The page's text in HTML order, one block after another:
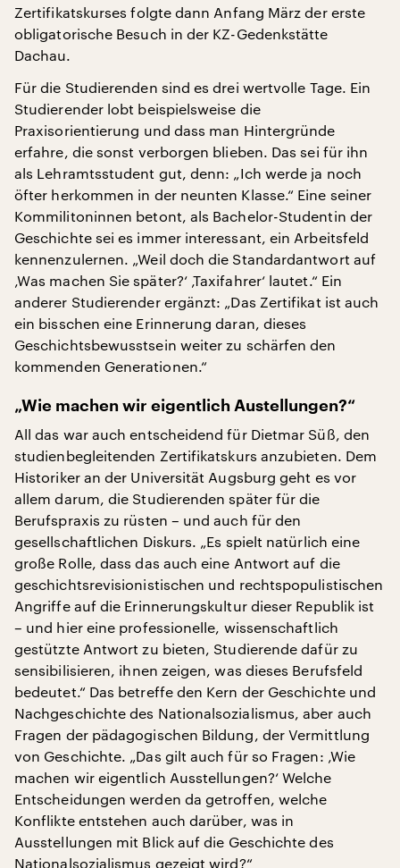
Zertifikatskurses folgte dann Anfang März der erste
obligatorische Besuch in der KZ-Gedenkstätte
Dachau.
Für die Studierenden sind es drei wertvolle Tage. Ein
Studierender lobt beispielsweise die
Praxisorientierung und dass man Hintergründe
erfahre, die sonst verborgen blieben. Das sei für ihn
als Lehramtsstudent gut, denn: „Ich werde ja noch
öfter herkommen in der neunten Klasse.“ Eine seiner
Kommilitoninnen betont, als Bachelor-Studentin der
Geschichte sei es immer interessant, ein Arbeitsfeld
kennenzulernen. „Weil doch die Standardantwort auf
‚Was machen Sie später?‘ ‚Taxifahrer‘ lautet.“ Ein
anderer Studierender ergänzt: „Das Zertifikat ist auch
ein bisschen eine Erinnerung daran, dieses
Geschichtsbewusstsein weiter zu schärfen den
kommenden Generationen.“
„Wie machen wir eigentlich Austellungen?“
All das war auch entscheidend für Dietmar Süß, den
studienbegleitenden Zertifikatskurs anzubieten. Dem
Historiker an der Universität Augsburg geht es vor
allem darum, die Studierenden später für die
Berufspraxis zu rüsten – und auch für den
gesellschaftlichen Diskurs. „Es spielt natürlich eine
große Rolle, dass das auch eine Antwort auf die
geschichtsrevisionistischen und rechtspopulistischen
Angriffe auf die Erinnerungskultur dieser Republik ist
– und hier eine professionelle, wissenschaftlich
gestützte Antwort zu bieten, Studierende dafür zu
sensibilisieren, ihnen zeigen, was dieses Berufsfeld
bedeutet.“ Das betreffe den Kern der Geschichte und
Nachgeschichte des Nationalsozialismus, aber auch
Fragen der pädagogischen Bildung, der Vermittlung
von Geschichte. „Das gilt auch für so Fragen: ‚Wie
machen wir eigentlich Ausstellungen?‘ Welche
Entscheidungen werden da getroffen, welche
Konflikte entstehen auch darüber, was in
Ausstellungen mit Blick auf die Geschichte des
Nationalsozialismus gezeigt wird?“